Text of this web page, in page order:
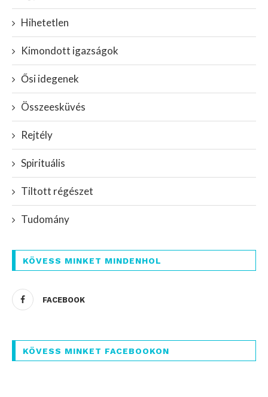
Hihetetlen
Kimondott igazságok
Ősi idegenek
Összeesküvés
Rejtély
Spirituális
Tiltott régészet
Tudomány
KÖVESS MINKET MINDENHOL
FACEBOOK
KÖVESS MINKET FACEBOOKON